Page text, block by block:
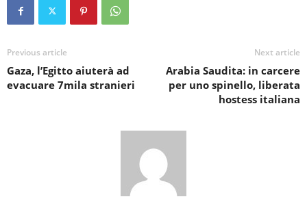
Previous article
Gaza, l’Egitto aiuterà ad
evacuare 7mila stranieri
Next article
Arabia Saudita: in carcere
per uno spinello, liberata
hostess italiana